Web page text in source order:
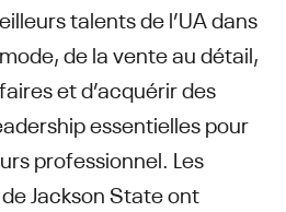
talents de l’UA dans
de la vente au détail,
et d’acquérir des
essentielles pour
professionnel. Les
Jackson State ont